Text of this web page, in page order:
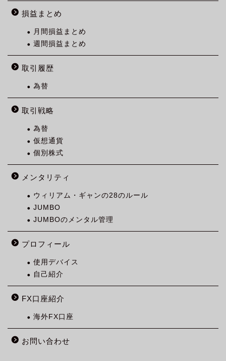
損益まとめ
月間損益まとめ
週間損益まとめ
取引履歴
為替
取引戦略
為替
仮想通貨
個別株式
メンタリティ
ウィリアム・ギャンの28のルール
JUMBO
JUMBOのメンタル管理
プロフィール
使用デバイス
自己紹介
FX口座紹介
海外FX口座
お問い合わせ